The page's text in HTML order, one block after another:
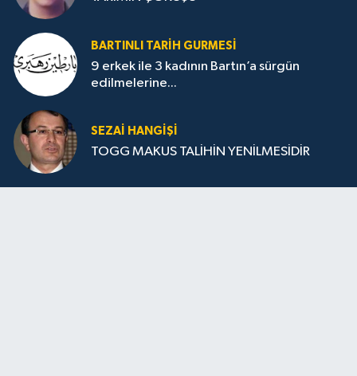
BARTINLI TARIH GURMESI
9 erkek ile 3 kadının Bartın’a sürgün
edilmelerine...
SEZAI HANGİŞİ
TOGG MAKUS TALİHİN YENİLMESİDİR